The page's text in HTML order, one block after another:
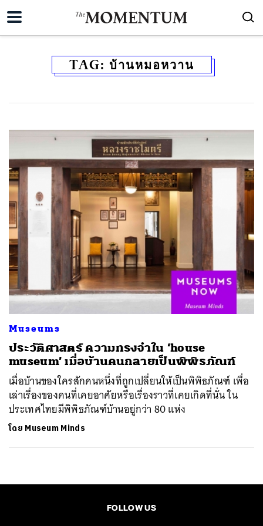
TAG: บ้านหมอหวาน
Museums
ประวัติศาสตร์ ความทรงจำใน ‘house
museum’ เมื่อบ้านคนกลายเป็นพิพิธภัณฑ์
เมื่อบ้านของใครสักคนหนึ่งที่ถูกเปลี่ยนให้เป็นพิพิธภัณฑ์ เพื่อ
เล่าเรื่องของคนที่เคยอาศัยหรือเรื่องราวที่เคยเกิดที่นั่น ใน
ประเทศไทยมีพิพิธภัณฑ์บ้านอยู่กว่า 80 แห่ง
โดย Museum Minds
FOLLOW US
SHARE TWEET LINE EMAIL